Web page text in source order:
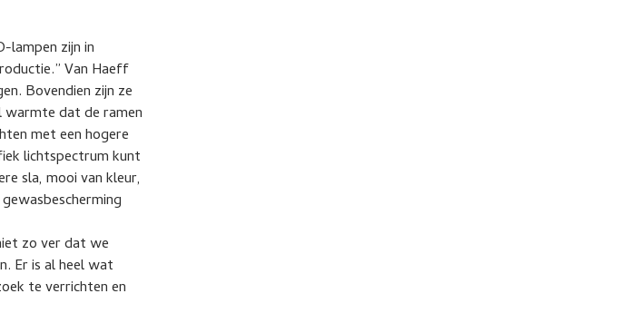
lampen zijn in
Van Haeff
Bovendien zijn ze
warmte dat de ramen
met een hogere
lichtspectrum kunt
sla, mooi van kleur,
zo ver dat we
Er is al heel wat
te verrichten en